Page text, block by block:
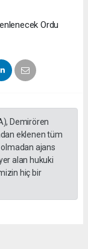
Ordu
Demirören
eklenen tüm
ajans
alan hukuki
hiç bir